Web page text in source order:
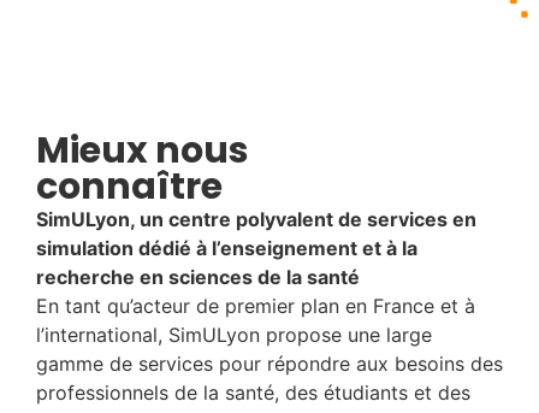
Mieux nous
connaître
SimULyon, un centre polyvalent de services en
simulation dédié à l’enseignement et à la
recherche en sciences de la santé
En tant qu’acteur de premier plan en France et à
l’international, SimULyon propose une large
gamme de services pour répondre aux besoins des
professionnels de la santé, des étudiants et des